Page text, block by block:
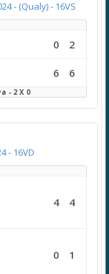
- (Qualy) - 16VS
0 2
6 6
- 2 X 0
- 16VD
4 4
0 1